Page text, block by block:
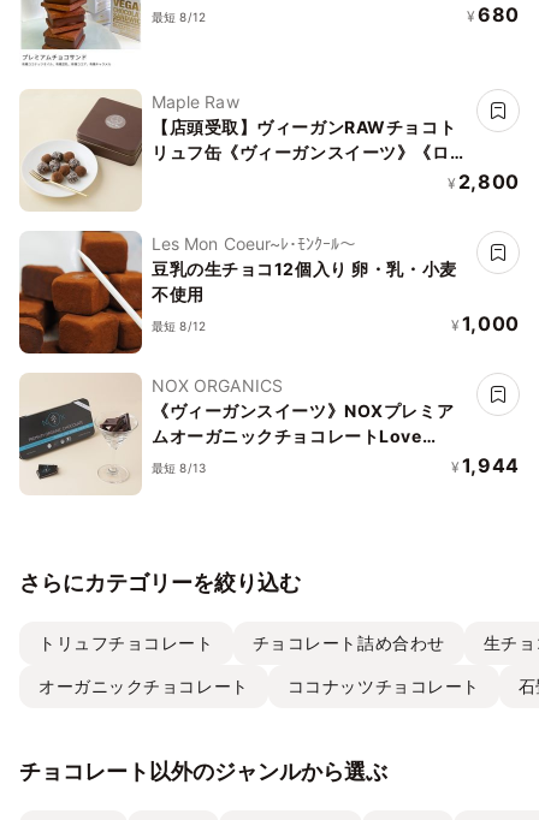
最短 8/12 ¥ 680
Maple Raw
【店頭受取】ヴィーガンRAWチョコト
リュフ缶《ヴィーガンスイーツ》《ロー
¥ 2,800
Les Mon Coeur~ﾚ･ﾓﾝｸｰﾙ〜
豆乳の生チョコ12個入り 卵・乳・小麦
不使用
最短 8/12 ¥ 1,000
NOX ORGANICS
《ヴィーガンスイーツ》NOXプレミア
ムオーガニックチョコレートLove
Editionアーモンド＆チアシード12粒
最短 8/13 ¥ 1,944
さらにカテゴリーを絞り込む
トリュフチョコレート チョコレート詰め合わせ 生チ
オーガニックチョコレート ココナッツチョコレート
チョコレート以外のジャンルから選ぶ